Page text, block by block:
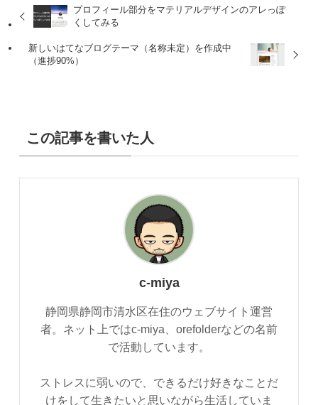
プロフィール部分をマテリアルデザインのアレっぽ
くしてみる
新しいはてなブログテーマ（名称未定）を作成中
（進捗90%）
この記事を書いた人
c-miya
静岡県静岡市清水区在住のウェブサイト運営
者。ネット上ではc-miya、orefolderなどの名前
で活動しています。
ストレスに弱いので、できるだけ好きなことだ
けをして生きたいと思いながら生活していま